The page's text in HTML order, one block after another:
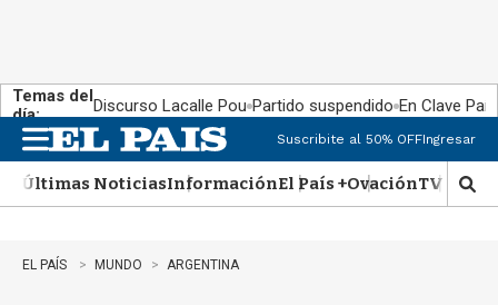
Temas del
día:
Discurso Lacalle Pou Partido suspendido En Clave País
n
u
Suscribite al 50% OFFIngresar
Últimas NoticiasInformaciónEl País +OvaciónTV Show
M
o
EL PAÍS MUNDO ARGENTINA